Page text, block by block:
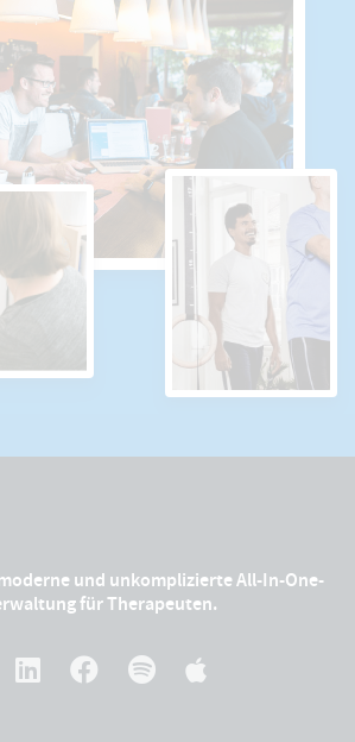
und unkomplizierte All-In-One-
für Therapeuten.